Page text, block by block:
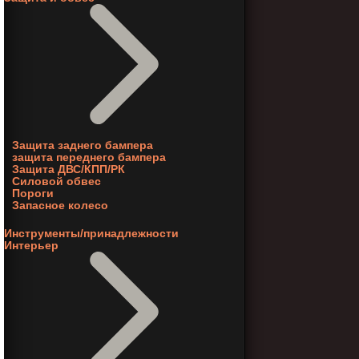
Защита заднего бампера
защита переднего бампера
Защита ДВС/КПП/РК
Силовой обвес
Пороги
Запасное колесо
Инструменты/принадлежности
Интерьер